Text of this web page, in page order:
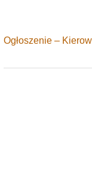
Ogłoszenie –